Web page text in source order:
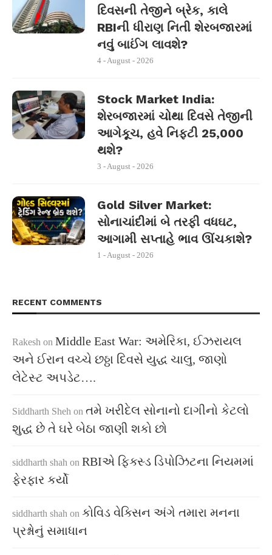
દિવસની તેજીને બ્રેક, કાલે
RBIની ધીરાણ નિતી શેરબજારમાં
નવું બાઈંગ લાવશે?
4 - August - 2026
Stock Market India:
શેરબજારમાં ચોથા દિવસે તેજીની
આગેકૂચ, હવે નિફ્ટી 25,000
થશે?
3 - August - 2026
Gold Silver Market:
સોનાચાંદીમાં બે તરફી વધઘટ,
આગામી સપ્તાહે ભાવ ઊંચકાશે?
1 - August - 2026
RECENT COMMENTS
Rakesh on Middle East War: અમેરિકા, ઈઝરાયલ
અને ઈરાન વચ્ચે છઠ્ઠા દિવસે યુદ્ધ ચાલુ, જાણો
લેટેસ્ટ અપડેટ….
Siddharth Sheh on તમે ખરીદેલ સોનાનો દાગીનો કેટલો
શુદ્ધ છે તે ઘરે બેઠા જાણી શકો છો
siddharth shah on RBIએ ફિક્સ્ડ ડિપોઝિટના નિયમમાં
ફેરફાર કર્યો
siddharth shah on કોવિડ વેક્સિન અંગે તમારા મનના
પ્રશ્નોનું સમાધાન